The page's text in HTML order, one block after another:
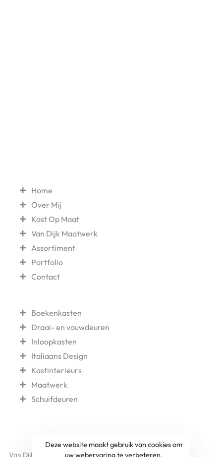
Home
Over Mij
Kast Op Maat
Van Dijk Maatwerk
Assortiment
Portfolio
Contact
Boekenkasten
Draai- en vouwdeuren
Inloopkasten
Italiaans Design
Kastinterieurs
Maatwerk
Schuifdeuren
Van Dijk Maatwerk in kastsystemen © 2022 | Website door
Deze website maakt gebruik van cookies om
uw webervaring te verbeteren.